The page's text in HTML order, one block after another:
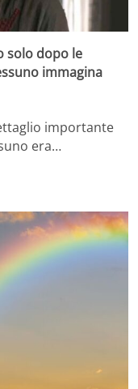
solo dopo le
immagina
importante
era…